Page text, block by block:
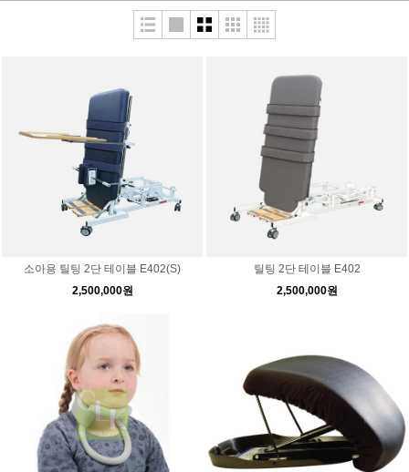
소아용 틸팅 2단 테이블 E402(S)
2,500,000원
틸팅 2단 테이블 E402
2,500,000원